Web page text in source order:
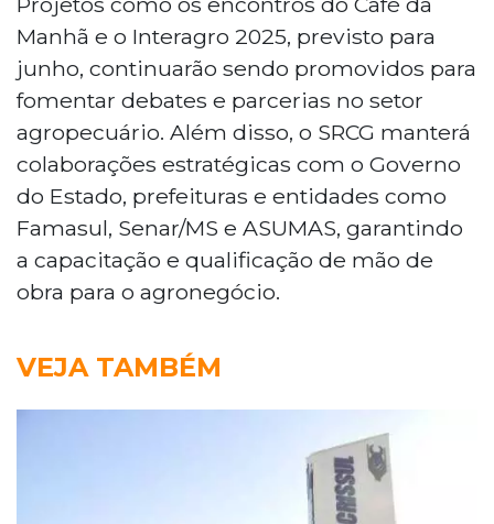
Manhã e o Interagro 2025, previsto para
junho, continuarão sendo promovidos para
fomentar debates e parcerias no setor
agropecuário. Além disso, o SRCG manterá
colaborações estratégicas com o Governo
do Estado, prefeituras e entidades como
Famasul, Senar/MS e ASUMAS, garantindo
a capacitação e qualificação de mão de
obra para o agronegócio.
VEJA TAMBÉM